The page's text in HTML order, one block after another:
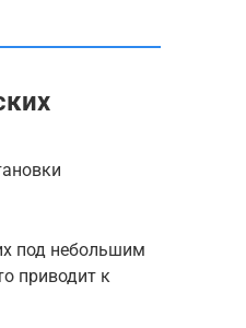
под небольшим
приводит к